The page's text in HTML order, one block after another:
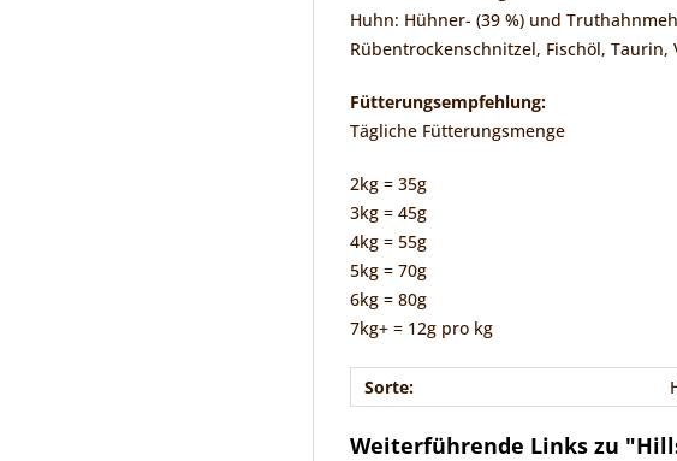
Huhn: Hühner- (39 %) und
Rübentrockenschnitzel, Fischöl,
Fütterungsempfehlung:
Tägliche Fütterungsmenge
2kg = 35g
3kg = 45g
4kg = 55g
5kg = 70g
6kg = 80g
7kg+ = 12g pro kg
Sorte:
Weiterführende Links zu